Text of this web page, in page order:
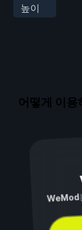
높이
어떻게 이용
WeMod